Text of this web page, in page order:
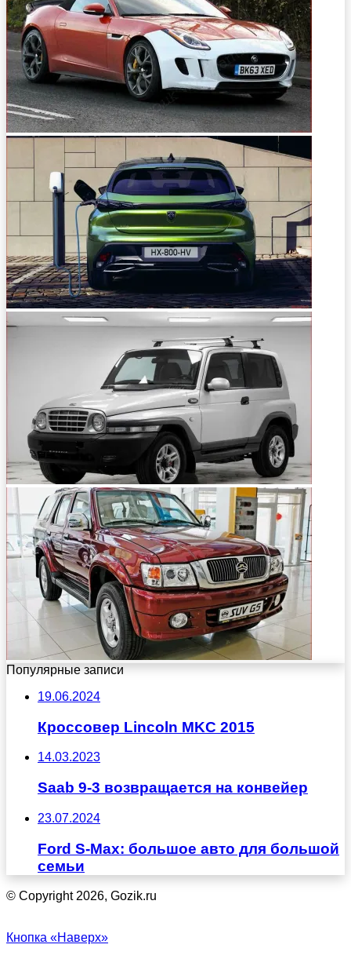
Популярные записи
19.06.2024
Кроссовер Lincoln MKC 2015
14.03.2023
Saab 9-3 возвращается на конвейер
23.07.2024
Ford S-Max: большое авто для большой
семьи
© Copyright 2026, Gozik.ru
Кнопка «Наверх»